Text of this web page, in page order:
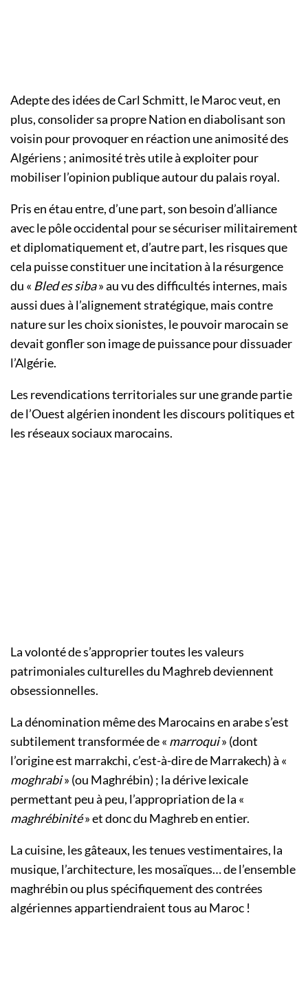
Adepte des idées de Carl Schmitt, le Maroc veut, en
plus, consolider sa propre Nation en diabolisant son
voisin pour provoquer en réaction une animosité des
Algériens ; animosité très utile à exploiter pour
mobiliser l’opinion publique autour du palais royal.
Pris en étau entre, d’une part, son besoin d’alliance
avec le pôle occidental pour se sécuriser militairement
et diplomatiquement et, d’autre part, les risques que
cela puisse constituer une incitation à la résurgence
du « Bled es siba» au vu des difficultés internes, mais
aussi dues à l’alignement stratégique, mais contre
nature sur les choix sionistes, le pouvoir marocain se
devait gonfler son image de puissance pour dissuader
l’Algérie.
Les revendications territoriales sur une grande partie
de l’Ouest algérien inondent les discours politiques et
les réseaux sociaux marocains.
La volonté de s’approprier toutes les valeurs
patrimoniales culturelles du Maghreb deviennent
obsessionnelles.
La dénomination même des Marocains en arabe s’est
subtilement transformée de « marroqui» (dont
l’origine est marrakchi, c’est-à-dire de Marrakech) à «
moghrabi» (ou Maghrébin) ; la dérive lexicale
permettant peu à peu, l’appropriation de la «
maghrébinité» et donc du Maghreb en entier.
La cuisine, les gâteaux, les tenues vestimentaires, la
musique, l’architecture, les mosaïques… de l’ensemble
maghrébin ou plus spécifiquement des contrées
algériennes appartiendraient tous au Maroc !